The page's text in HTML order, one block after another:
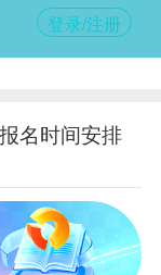
登录/注册
名时间安排